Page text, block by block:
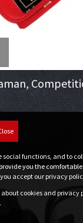
social functions, and to
you the comfortable
accept our privacy
cookies and privacy